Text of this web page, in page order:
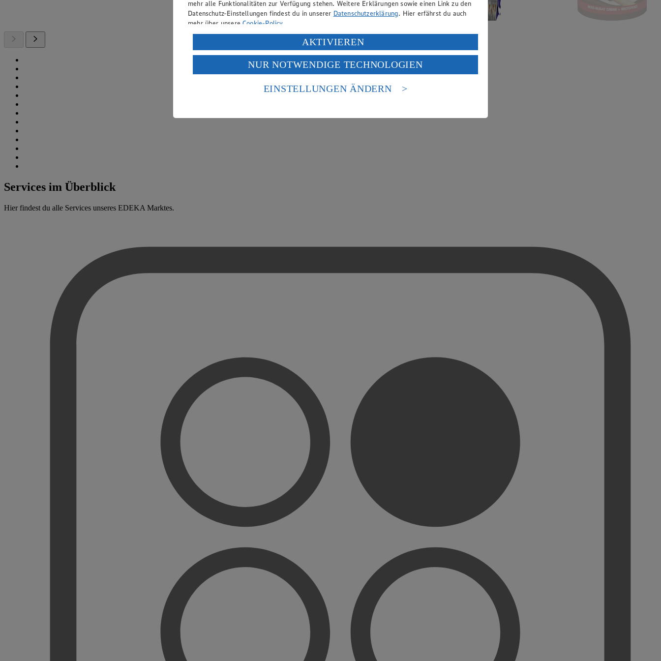
Services im Überblick
Hier findest du alle Services unseres EDEKA Marktes.
mehr alle Funktionalitäten zur Verfügung stehen. Weitere Erklärungen sowie einen Link zu den
Datenschutz-Einstellungen findest du in unserer Datenschutzerklärung. Hier erfährst du auch
mehr über unsereCookie-Policy.
Verarbeitung deiner personenbezogenen Daten in den USA durch Facebook und YouTube:
Wenn du auf „Aktivieren“ klickst, willigst du im Sinne des Art. 49 Abs. 1 Satz 1 lit. a) DSGVO
ein, dass deine Daten in den USA verarbeitet werden. Der EuGH sieht die USA als Land mit
einem nach europäischen Standards nicht angemessenen Datenschutzniveau an. Es besteht das
Risiko eines Zugriffs durch US-amerikanische Behörden.
AKTIVIEREN
NUR NOTWENDIGE TECHNOLOGIEN
EINSTELLUNGEN ÄNDERN